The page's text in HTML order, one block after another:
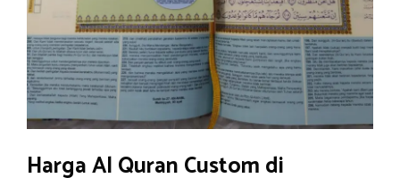
Harga Al Quran Custom di